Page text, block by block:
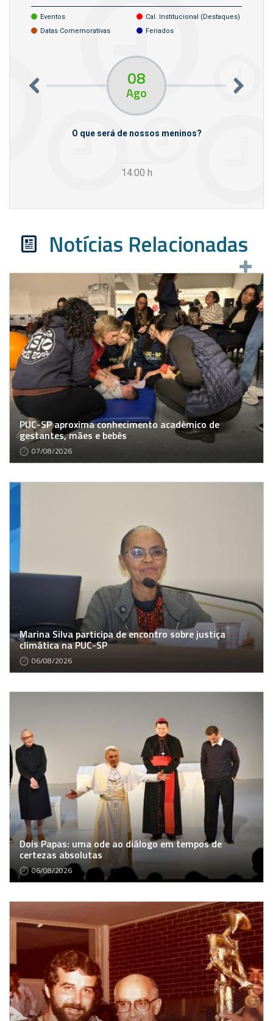
Eventos
Cal. Institucional (destaques)
Datas Comemorativas
Feriados
08
Ago
O que será de nossos meninos?
14:00 h
Notícias Relacionadas
PUC-SP aproxima conhecimento acadêmico de
gestantes, mães e bebês
07/08/2026
Marina Silva participa de encontro sobre justiça
climática na PUC-SP
06/08/2026
Dois Papas: uma ode ao diálogo em tempos de
certezas absolutas
06/08/2026